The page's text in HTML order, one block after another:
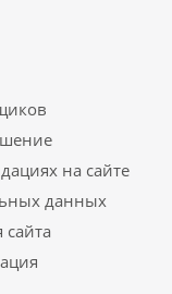
на сайте
данных